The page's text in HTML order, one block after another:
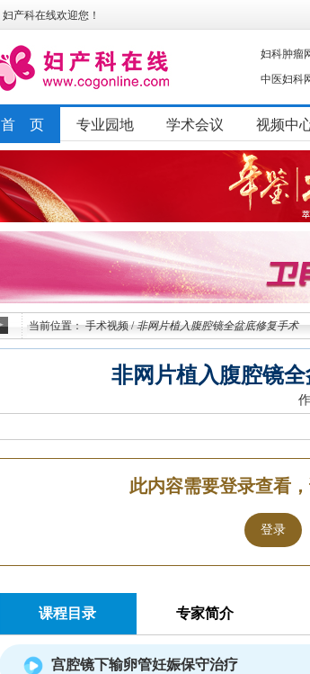
妇产科在线欢迎您！
妇科肿瘤
中医妇科
首 页 专业园地 学术会议 视频中
当前位置：手术视频 / 非网片植入腹腔镜全盆底修复手术
非网片植入腹腔镜
此内容需要登录查看
登录
课程目录 专家简介
宫腔镜下输卵管妊娠保守治疗